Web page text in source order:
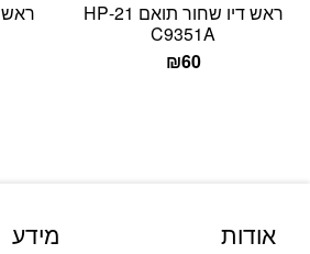
ראש דיו שחור תואם 21-HP
C9351A
₪60
אודות מידע